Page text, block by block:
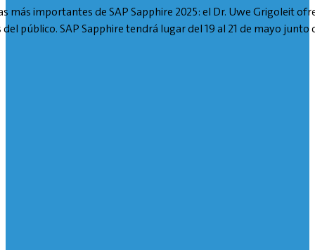
más importantes de SAP Sapphire 2025: el Dr. Uwe Grigoleit
público. SAP Sapphire tendrá lugar del 19 al 21 de mayo junto